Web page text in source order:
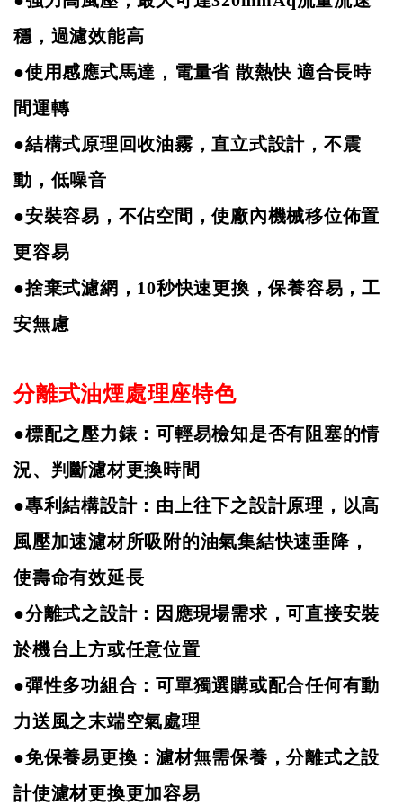
穩，過濾效能高
●使用感應式馬達，電量省 散熱快 適合長時
間運轉
●結構式原理回收油霧，直立式設計，不震
動，低噪音
●安裝容易，不佔空間，使廠內機械移位佈置
更容易
●捨棄式濾網， 10秒快速更換，保養容易，工
安無慮
分離式油煙處理座特色
●標配之壓力錶：可輕易檢知是否有阻塞的情
況、 判斷濾材更換時間
●專利結構設計：由上往下之設計原理，以高
風壓加速濾材所吸附的油氣集結快速垂降，
使壽命有效延長
●分離式之設計：因應現場需求，可直接安裝
於機台上方或任意位置
●彈性多功組合：可單獨選購或配合任何有動
力送風之末端空氣處理
●免保養易更換：濾材無需保養，分離式之設
計使濾材更換更加容易